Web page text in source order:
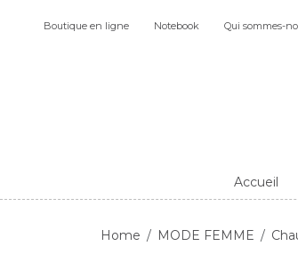
Boutique en ligne Notebook Qui sommes-
Accueil
Home MODE FEMME